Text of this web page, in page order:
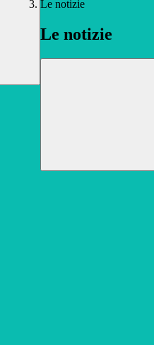
Le notizie
Le notizie